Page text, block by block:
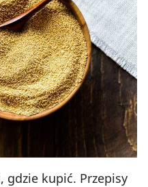
gdzie kupić. Przepisy